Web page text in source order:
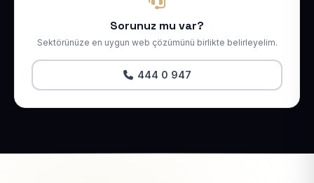
Sorunuz mu var?
Sektörünüze en uygun web çözümünü birlikte belirleyelim.
444 0 947